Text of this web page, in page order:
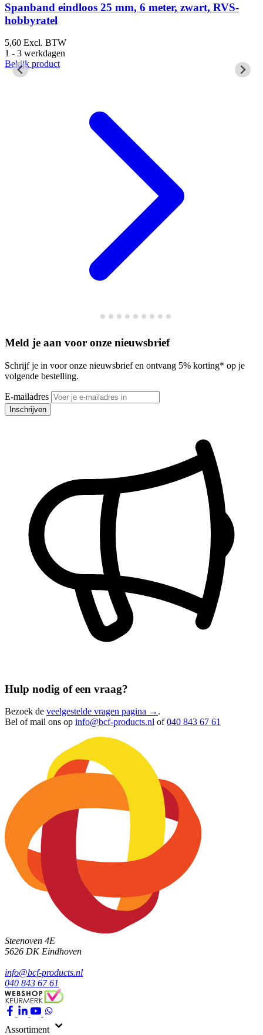
Spanband eindloos 25 mm, 6 meter, zwart, RVS-
hobbyratel
5,60 Excl. BTW
1 - 3 werkdagen
Bekijk product
Meld je aan voor onze nieuwsbrief
Schrijf je in voor onze nieuwsbrief en ontvang 5% korting* op je
volgende bestelling.
E-mailadres
Inschrijven
Hulp nodig of een vraag?
Bezoek de veelgestelde vragen pagina → .
Bel of mail ons op info@bcf-products.nl of040 843 67 61
Steenoven 4E
5626 DK Eindhoven
info@bcf-products.nl
040 843 67 61
Assortiment